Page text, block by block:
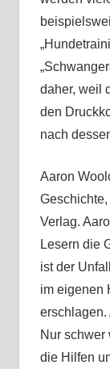
daher, weil
den
nach
Aaron
Verlag.
Lesern die
ist der
im eigenen
erschlagen.
Nur schwer
die Hilfen